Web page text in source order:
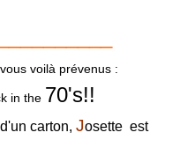
voilà prévenus :
the 70's!!
carton, Josette est